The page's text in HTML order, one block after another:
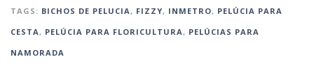
TAGS: BICHOS DE PELUCIA , FIZZY, INMETRO, PELÚCIA PARA
CESTA‎ , PELÚCIA PARA FLORICULTURA , PELÚCIAS PARA
NAMORADA